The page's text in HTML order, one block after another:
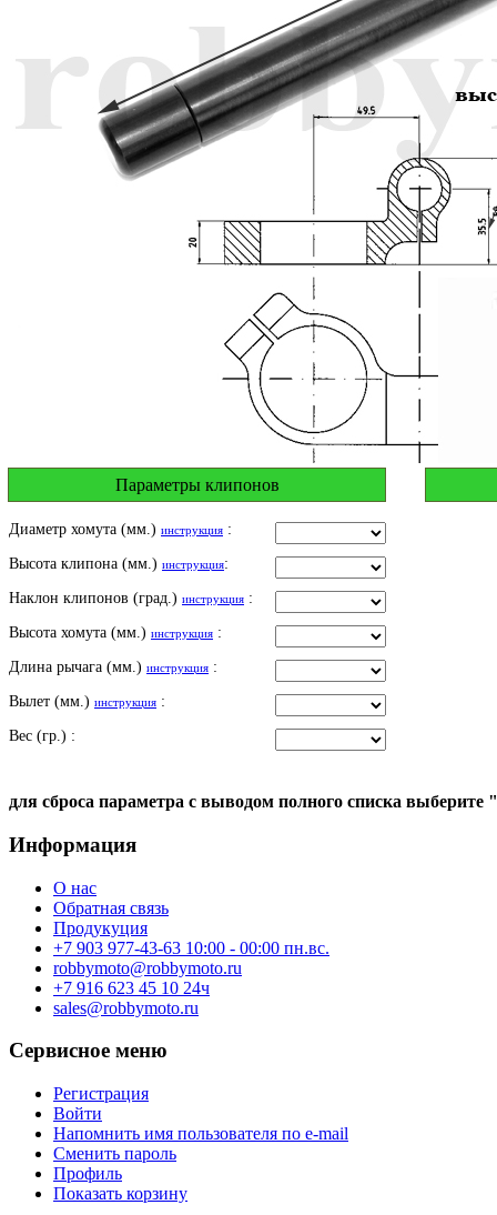
Параметры клипонов
Диаметр хомута (мм.) инструкция :
Высота клипона (мм.) инструкция:
Наклон клипонов (град.) инструкция :
Высота хомута (мм.) инструкция :
Длина рычага (мм.) инструкция :
Вылет (мм.) инструкция :
Вес (гр.) :
для сброса параметра с выводом полного списка
Информация
О нас
Обратная связь
Продукуция
+7 903 977-43-63 10:00 - 00:00 пн.вс.
robbymoto@robbymoto.ru
+7 916 623 45 10 24ч
sales@robbymoto.ru
Сервисное меню
Регистрация
Войти
Напомнить имя пользователя по e-mail
Сменить пароль
Профиль
Показать корзину